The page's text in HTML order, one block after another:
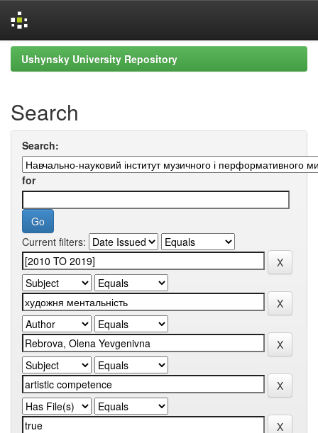
Skip
navigation
Ushynsky University Repository
Search
Search:
for
Current filters: